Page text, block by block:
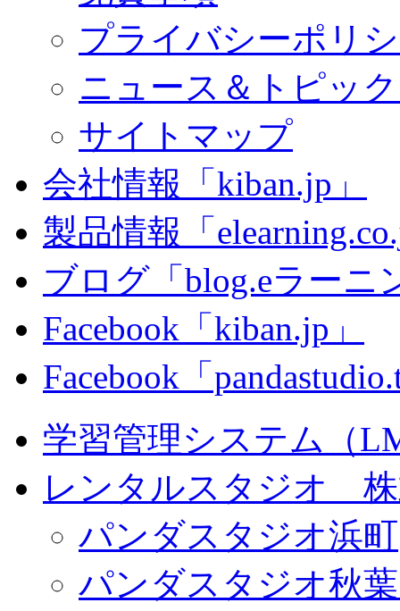
プライバシーポリ
ニュース＆トピッ
サイトマップ
会社情報「kiban.jp」
製品情報「
ブログ「blog.eラーニ
Facebook「kiban.jp」
Facebook「
学習管理システム（
レンタルスタジオ 株
パンダスタジオ浜町
パンダスタジオ秋